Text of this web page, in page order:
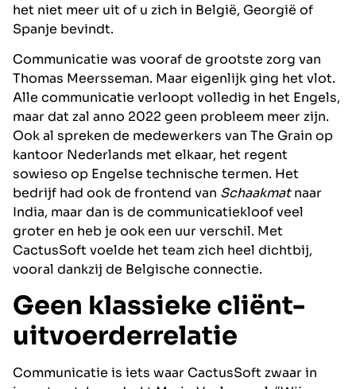
het niet meer uit of u zich in België, Georgië of
Spanje bevindt.
Communicatie was vooraf de grootste zorg van
Thomas Meersseman. Maar eigenlijk ging het vlot.
Alle communicatie verloopt volledig in het Engels,
maar dat zal anno 2022 geen probleem meer zijn.
Ook al spreken de medewerkers van The Grain op
kantoor Nederlands met elkaar, het regent
sowieso op Engelse technische termen. Het
bedrijf had ook de frontend van Schaakmatnaar
India, maar dan is de communicatiekloof veel
groter en heb je ook een uur verschil. Met
CactusSoft voelde het team zich heel dichtbij,
vooral dankzij de Belgische connectie.
Geen klassieke cliënt-
uitvoerderrelatie
Communicatie is iets waar CactusSoft zwaar in